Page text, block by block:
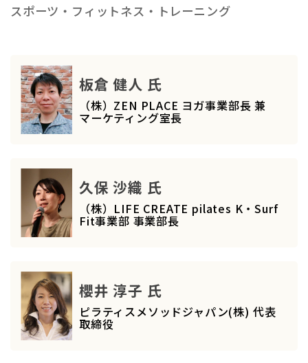
スポーツ・フィットネス・トレーニング
板倉 健人 氏
（株）ZEN PLACE ヨガ事業部長 兼
マーケティング室長
久保 沙織 氏
（株）LIFE CREATE pilates K・Surf
Fit事業部 事業部長
櫻井 淳子 氏
ピラティスメソッドジャパン(株) 代表
取締役